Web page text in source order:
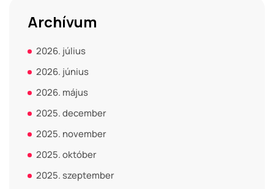
Archívum
2026. július
2026. június
2026. május
2025. december
2025. november
2025. október
2025. szeptember